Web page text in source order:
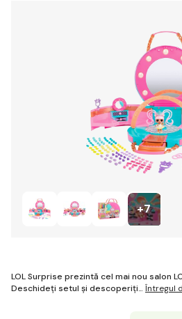
+7
LOL Surprise prezintă cel mai nou salon
Deschideți setul și descoperiți… Întregul